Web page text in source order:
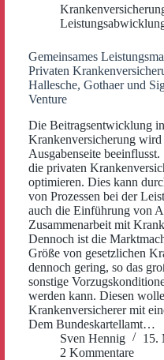
Gemeinsames
Privaten
Hallesche, Gothaer und
Venture
Die Beitragsentwicklung
Krankenversicherung
Ausgabenseite
die privaten
optimieren. Dies kann
von Prozessen bei der
auch die Einführung von
Zusammenarbeit mit
Dennoch ist die
Größe von gesetzlichen
dennoch gering, so das
sonstige
werden kann. Diesen
Krankenversicherer mit
Dem Bundeskartellamt…
Sven Hennig
15.
2 Kommentare